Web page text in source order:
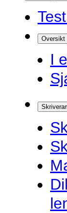
Oversikt
I